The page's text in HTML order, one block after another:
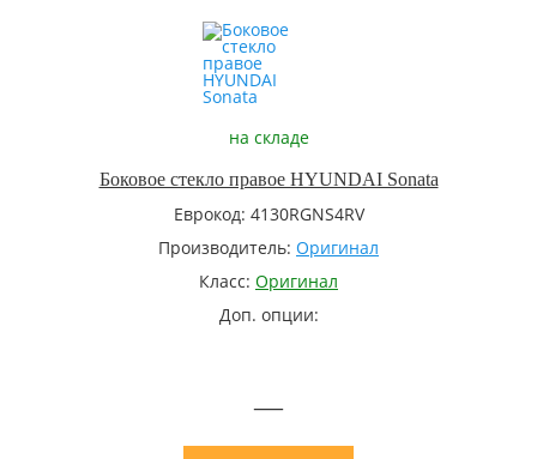
на складе
Боковое стекло правое HYUNDAI Sonata
Еврокод: 4130RGNS4RV
Производитель: Оригинал
Класс: Оригинал
Доп. опции:
—